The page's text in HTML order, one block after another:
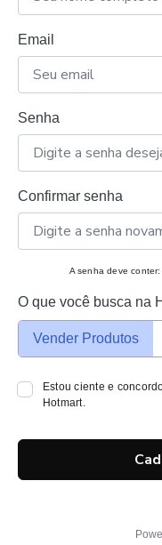
Email
Senha
Confirmar senha
A senha deve
O que você busca na
Vender Produtos
Estou ciente e
Hotmart.